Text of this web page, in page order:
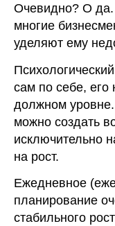
Очевидно? О да.
многие
уделяют ему
сам по себе, его
должном
можно создать
исключительно
на рост.
Ежедневное
планирование
стабильного